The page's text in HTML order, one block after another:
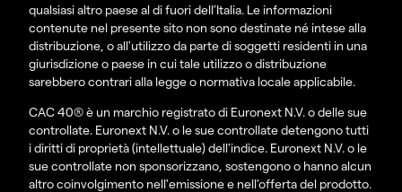
qualsiasi altro paese al di fuori dell’Italia. Le informazioni
contenute nel presente sito non sono destinate né intese alla
distribuzione, o all'utilizzo da parte di soggetti residenti in una
giurisdizione o paese in cui tale utilizzo o distribuzione
sarebbero contrari alla legge o normativa locale applicabile.
CAC 40® è un marchio registrato di Euronext N.V. o delle sue
controllate. Euronext N.V. o le sue controllate detengono tutti
i diritti di proprietà (intellettuale) dell'indice. Euronext N.V. o le
sue controllate non sponsorizzano, sostengono o hanno alcun
altro coinvolgimento nell'emissione e nell'offerta del prodotto.